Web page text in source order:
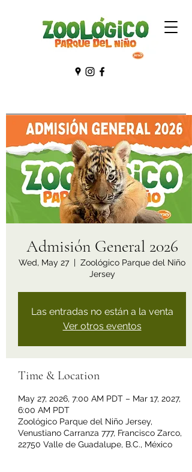
Admisión General 2026
Wed, May 27
  |
Zoológico Parque del Niño
Jersey
Las entradas no están a la venta
Ver otros eventos
Time & Location
May 27, 2026, 7:00 AM PDT – Mar 17, 2027,
6:00 AM PDT
Zoológico Parque del Niño Jersey,
Venustiano Carranza 777, Francisco Zarco,
22750 Valle de Guadalupe, B.C., México